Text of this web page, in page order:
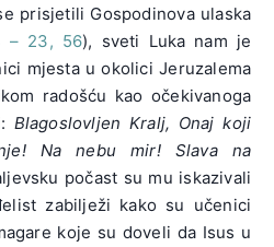
prisjetili Gospodinova ulaska
– 23, 56), sveti Luka nam je
mjesta u okolici Jeruzalema
radošću kao očekivanoga
Blagoslovljen Kralj, Onaj koji
Na nebu mir! Slava na
počast su mu iskazivali
zabilježi kako su učenici
koje su doveli da Isus u